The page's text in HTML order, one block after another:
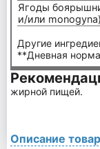
Ягоды
и/или
Другие
**Дневная
жирной пищей.
Описание